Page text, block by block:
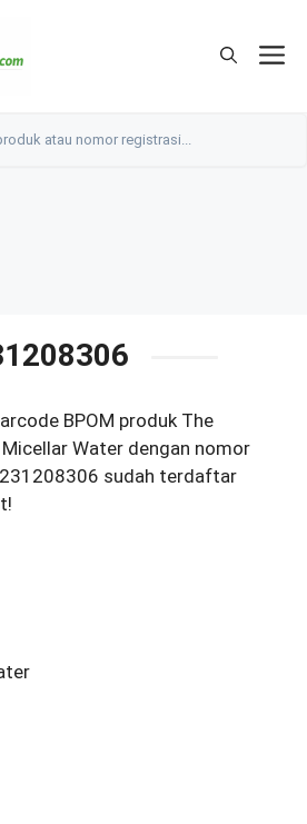
BPOM produk The
Water dengan nomor
sudah terdaftar